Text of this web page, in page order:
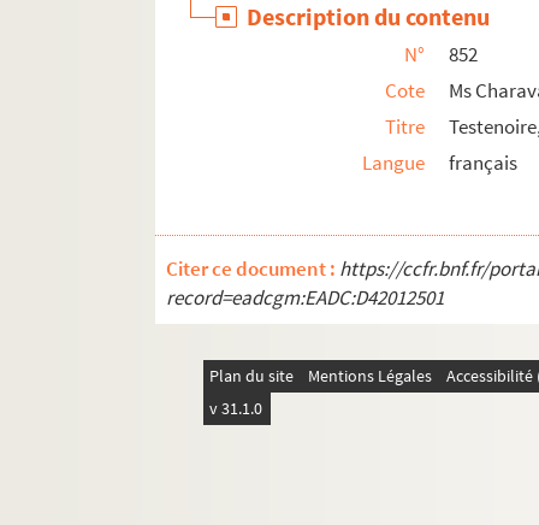
Ms Charavay 880. Trudaine de Montigny
Ms Charavay 881. Turquois, agent voyer de
Ms Charavay 882. Urfé (Claude d')
Ms Charavay 883. Vaïsse, préfet du Rhône
Ms Charavay 884. Valentin-Smith,
Ms Charavay 886. Vallier (Germain),
Ms Charavay 887. Valous (Le chevalier de)
Ms Charavay 888. Varainbon, magistrat,
Ms Charavay 890. Vatout (Jean), de
Ms Charavay 891. Vaudrey, maire
Description du contenu
N°
852
Cote
Ms
Titre
Langue
français
Citer ce document : https://ccfr.bnf.fr/
record=eadcgm:EADC:D42012501
Plan du site Mentions Légales
v 31.1.0